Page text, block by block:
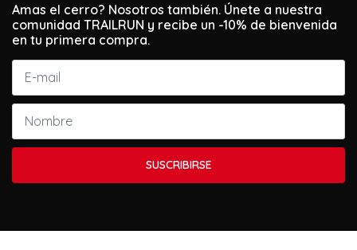
Amas el cerro? Nosotros también. Únete a nuestra
comunidad TRAILRUN y recibe un -10% de bienvenida
en tu primera compra.
SUSCRIBIRSE